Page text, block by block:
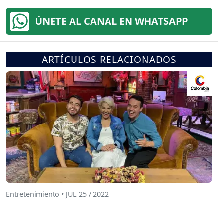
ÚNETE AL CANAL EN WHATSAPP
ARTÍCULOS RELACIONADOS
Entretenimiento • JUL 25 / 2022